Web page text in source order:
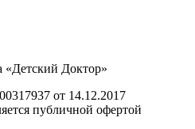
Доктор»
от 14.12.2017
публичной офертой